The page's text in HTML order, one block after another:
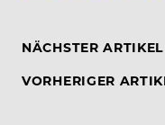
NÄCHSTER ARTIKEL
VORHERIGER